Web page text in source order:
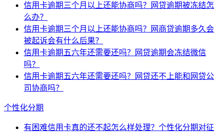
信用卡逾期三个月以上还能协商吗？网贷逾期被冻结怎
么办？
信用卡逾期三个月以上还能协商吗？网商贷逾期多久会
被起诉会有什么后果？
信用卡逾期五六年还需要还吗？网贷逾期会冻结微信
吗？
信用卡逾期五六年还需要还吗？网贷还不上能和网贷公
司协商吗？
个性化分期
有困难信用卡真的还不起怎么样处理？个性化分期对征